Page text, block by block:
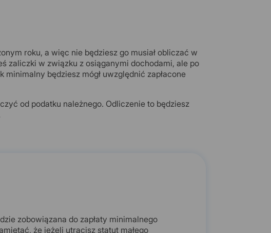
roku, a więc nie będziesz go musiał obliczać w
zaliczki w związku z osiąganymi dochodami, ale po
będziesz mógł uwzględnić zapłacone
od podatku należnego. Odliczenie to będziesz
zobowiązana do zapłaty minimalnego
że jeżeli utracisz statut małego